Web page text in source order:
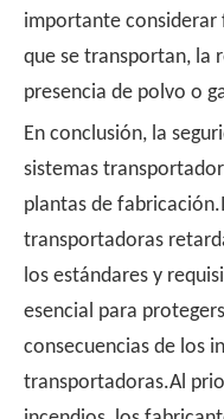
importante
que se transportan, la
presencia de polvo o
En conclusión, la
sistemas
plantas de
transportadoras
los estándares y
esencial para
consecuencias de los
transportadoras.Al